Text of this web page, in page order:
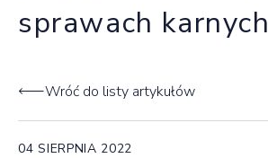
sprawach karnych
Wróć do listy artykułów
04 SIERPNIA 2022